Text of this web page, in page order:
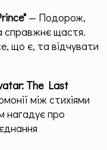
— Подорож,
справжнє щастя.
що є, та відчувати
The Last
між стихіями
нагадує про